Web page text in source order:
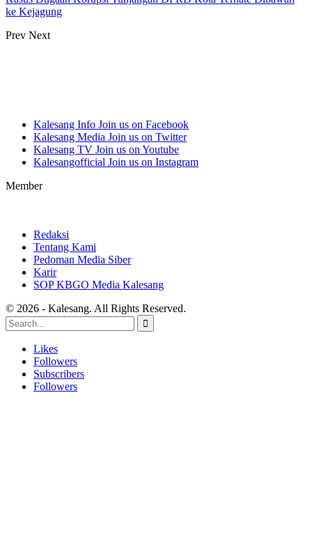
ke Kejagung
Prev Next
Kalesang Info Join us on Facebook
Kalesang Media Join us on Twitter
Kalesang TV Join us on Youtube
Kalesangofficial Join us on Instagram
Member
Redaksi
Tentang Kami
Pedoman Media Siber
Karir
SOP KBGO Media Kalesang
© 2026 - Kalesang. All Rights Reserved.
Likes
Followers
Subscribers
Followers